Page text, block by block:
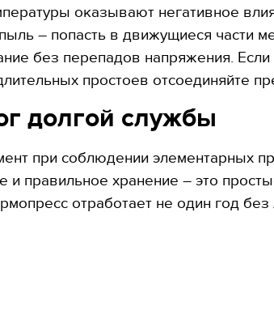
оказывают негативное
– попасть в движущиеся части
без перепадов напряжения.
простоев отсоединяйте
долгой службы
при соблюдении элементарных
и правильное хранение – это
отработает не один год